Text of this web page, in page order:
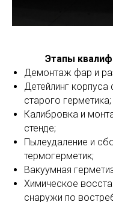
Этапы
Демонтаж фар и
Детейлинг корпуса
старого герметика;
Калибровка и
стенде;
Пылеудаление и
термогерметик;
Вакуумная
Химическое
снаружи по